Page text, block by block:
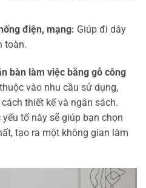
điện, mạng: Giúp đi dây
toàn.
bàn làm việc bằng gỗ công
vào nhu cầu sử dụng,
thiết kế và ngân sách.
tố này sẽ giúp bạn chọn
tạo ra một không gian làm